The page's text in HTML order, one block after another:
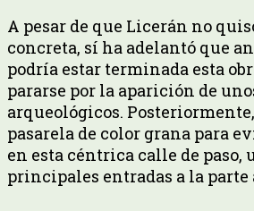
A pesar de que Licerán no
concreta, sí ha adelantó que
podría estar terminada esta
pararse por la aparición de
arqueológicos.
pasarela de color grana para
en esta céntrica calle de paso,
principales entradas a la parte